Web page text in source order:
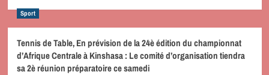
Sport
Tennis de Table, En prévision de la 24è édition du championnat
d’Afrique Centrale à Kinshasa : Le comité d’organisation tiendra
sa 2è réunion préparatoire ce samedi